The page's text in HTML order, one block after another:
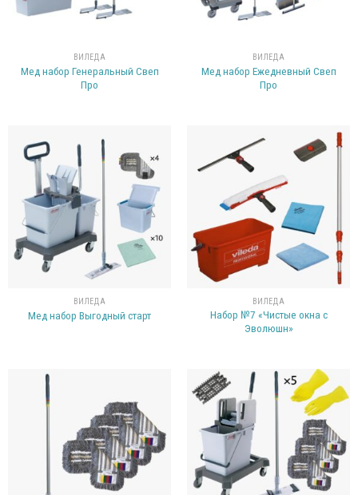
ВИЛЕДА
Мед набор Генеральный Свеп
Про
ВИЛЕДА
Мед набор Ежедневный Свеп
Про
ВИЛЕДА
Мед набор Выгодный старт
ВИЛЕДА
Набор №7 «Чистые окна с
Эволюшн»